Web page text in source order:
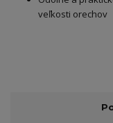
veľkosti orechov